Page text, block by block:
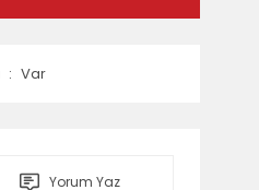
Var
Yorum Yaz